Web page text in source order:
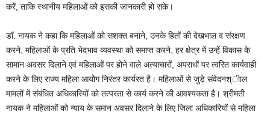
करें, ताकि स्थानीय महिलाओं को इसकी जानकारी हो सके।
डॉ. नायक ने कहा कि महिलाओं को सशक्त बनाने, उनके हितों की देखभाल व संरक्षण
करने, महिलाओं के प्रति भेदभाव व्यवस्था को समाप्त करने, हर क्षेत्र में उन्हें विकास के
सामान अवसर दिलाने एवं महिलाओं पर होने वाले अत्याचारों, अपराधों पर त्वरित कार्यवाही
करने के लिए राज्य महिला आयोेग निरंतर कार्यरत है। महिलाओं से जुड़े संवेदनश्ीाल
मामलों में संबंधित अधिकारियों को तत्परता से कार्य करने की आवश्यकता है। श्रीमती
नायक ने महिलाओं को न्याय के समान अवसर दिलाने के लिए जिला अधिकारियों से महिला